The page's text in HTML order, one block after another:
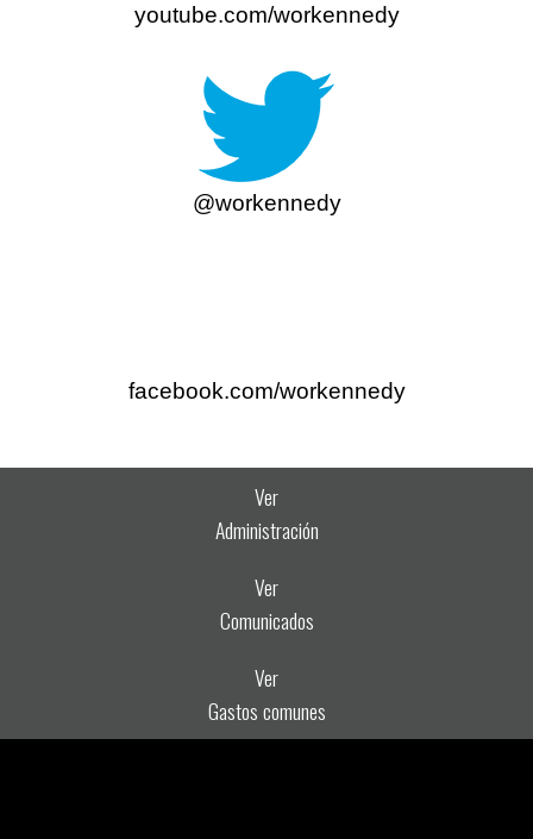
youtube.com/workennedy
@workennedy
facebook.com/workennedy
Ver
Administración
Ver
Comunicados
Ver
Gastos comunes